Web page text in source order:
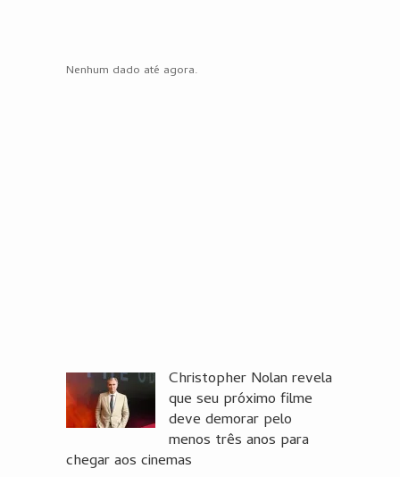
Nenhum dado até agora.
Christopher Nolan revela
que seu próximo filme
deve demorar pelo
menos três anos para
chegar aos cinemas